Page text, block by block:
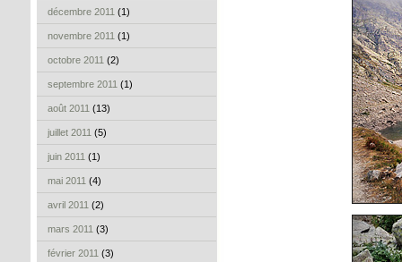
décembre 2011 (1)
novembre 2011 (1)
octobre 2011 (2)
septembre 2011 (1)
août 2011 (13)
juillet 2011 (5)
juin 2011 (1)
mai 2011 (4)
avril 2011 (2)
mars 2011 (3)
février 2011 (3)